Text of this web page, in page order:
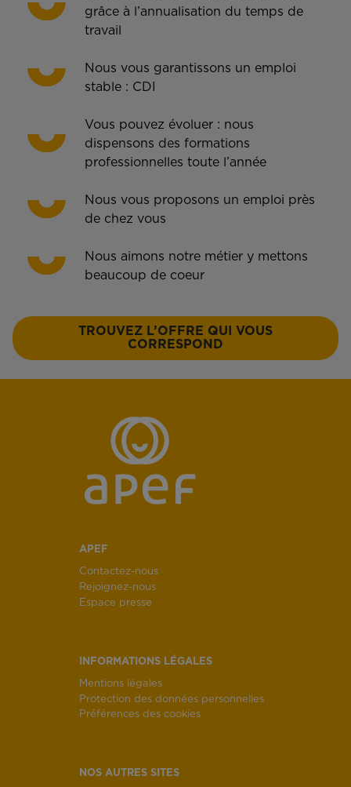
grâce à l’annualisation du temps de
travail
Nous vous garantissons un emploi
stable : CDI
Vous pouvez évoluer : nous
dispensons des formations
professionnelles toute l’année
Nous vous proposons un emploi près
de chez vous
Nous aimons notre métier y mettons
beaucoup de coeur
TROUVEZ L’OFFRE QUI VOUS
CORRESPOND
APEF
Contactez-nous
Rejoignez-nous
Espace presse
INFORMATIONS LÉGALES
Mentions légales
Protection des données personnelles
Préférences des cookies
NOS AUTRES SITES